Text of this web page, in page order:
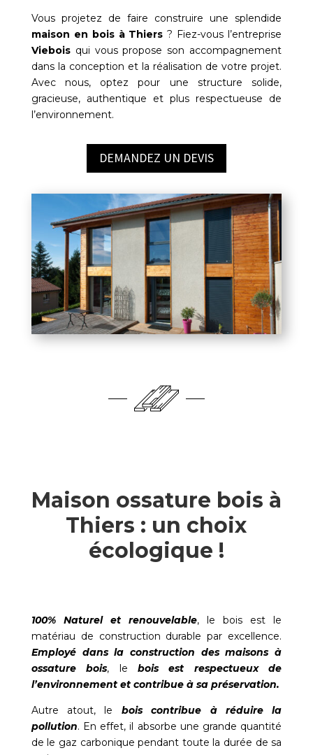
Vous projetez de faire construire une splendide
maison en bois à Thiers ? Fiez-vous l’entreprise
Vieboisqui vous propose son accompagnement
dans la conception et la réalisation de votre projet.
Avec nous, optez pour une structure solide,
gracieuse, authentique et plus respectueuse de
l’environnement.
DEMANDEZ UN DEVIS
Maison ossature bois à
Thiers : un choix
écologique !
100% Naturel et renouvelable, le bois est le
matériau de construction durable par excellence.
Employé dans la construction des maisons à
ossature bois, le bois est respectueux de
l’environnement et contribue à sa préservation.
Autre atout, le bois contribue à réduire la
pollution. En effet, il absorbe une grande quantité
de le gaz carbonique pendant toute la durée de sa